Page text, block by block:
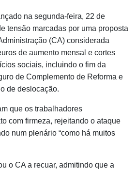
na segunda‑feira, 22 de
tensão marcadas por uma proposta
(CA) considerada
de aumento mensal e cortes
sociais, incluindo o fim da
de Complemento de Reforma e
de deslocação.
que os trabalhadores
com firmeza, rejeitando o ataque
num plenário “como há muitos
o CA a recuar, admitindo que a